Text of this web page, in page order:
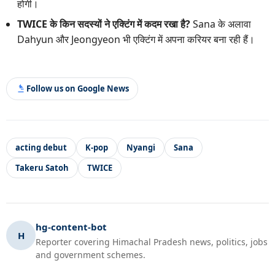
होगी।
TWICE के किन सदस्यों ने एक्टिंग में कदम रखा है?Sana के अलावा
Dahyun और Jeongyeon भी एक्टिंग में अपना करियर बना रही हैं।
Follow us on Google News
acting debut K-pop Nyangi
Sana
Takeru Satoh
TWICE
H
hg-content-bot
Reporter covering Himachal Pradesh news, politics, jobs
and government schemes.